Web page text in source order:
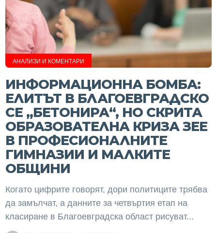
АНАЛИЗИ И КОМЕНТАРИ
ИНФОРМАЦИОННА БОМБА:
ЕЛИТЪТ В БЛАГОЕВГРАДСКО
СЕ „БЕТОНИРА“, НО СКРИТА
ОБРАЗОВАТЕЛНА КРИЗА ЗЕЕ
В ПРОФЕСИОНАЛНИТЕ
ГИМНАЗИИ И МАЛКИТЕ
ОБЩИНИ
Когато цифрите говорят, дори политиците трябва
да замълчат, а данните за четвъртия етап на
класиране в Благоевградска област рисуват...